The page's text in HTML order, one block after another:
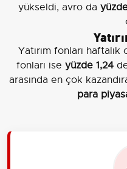
yükseldi, avro da
Yatırım fonları haftalık
fonları ise yüzde 1,24
arasında en çok
para